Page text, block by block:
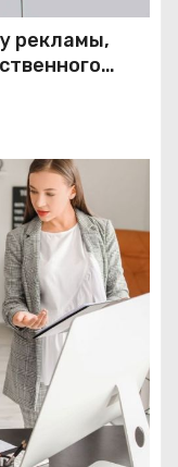
рекламы,